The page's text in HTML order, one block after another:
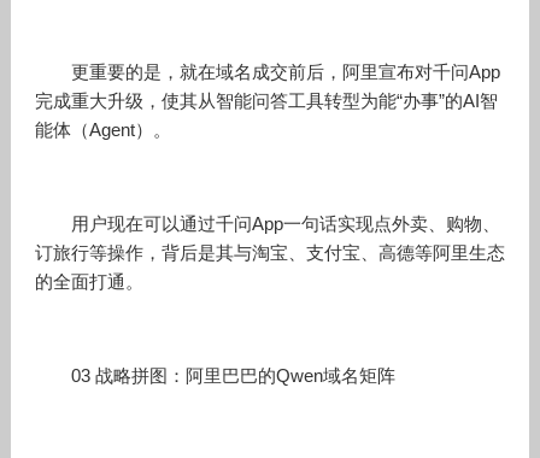
更重要的是，就在域名成交前后，阿里宣布对千问App
完成重大升级，使其从智能问答工具转型为能“办事”的AI智
能体（Agent）。
用户现在可以通过千问App一句话实现点外卖、购物、
订旅行等操作，背后是其与淘宝、支付宝、高德等阿里生态
的全面打通。
03 战略拼图：阿里巴巴的Qwen域名矩阵